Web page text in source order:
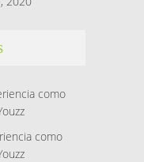
como
como